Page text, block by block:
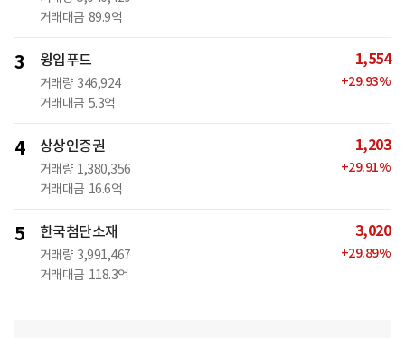
거래대금 89.9억
3 윙입푸드
거래량 346,924
거래대금 5.3억
1,554
+29.93%
4 상상인증권
거래량 1,380,356
거래대금 16.6억
1,203
+29.91%
5 한국첨단소재
거래량 3,991,467
거래대금 118.3억
3,020
+29.89%